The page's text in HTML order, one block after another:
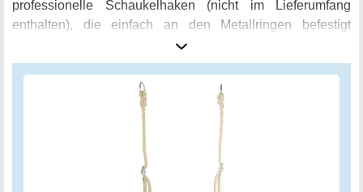
professionelle Schaukelhaken (nicht im Lieferumfang
enthalten), die einfach an den Metallringen befestigt
werden können. Die Höhe kann durch die Stellhaft am
Hanfseil variiert werden, um für jedes Kind eine
individuelle Höhe zu erreichen. Das Trapez besteht aus
unbehandeltem Hartholz mit einem Durchmesser von 3,5 x
42 cm und einer Seillänge von ca. 70 cm, die verstellbar
ist. Bitte beachten Sie, dass diese Schaukel nicht für
Kinder unter 3 Jahren geeignet ist. Schenken Sie Ihren
Kindern mit dem Woudi Holz Trapez Schaukel Kinderholz